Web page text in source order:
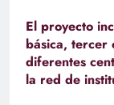
El proyecto
básica, tercer
diferentes
la red de